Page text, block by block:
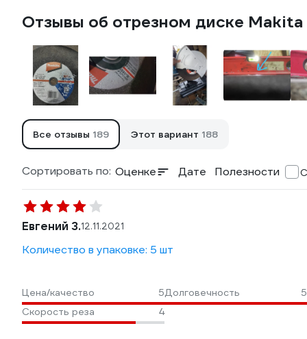
Отзывы об отрезном диске
Все отзывы 189 Этот вариант 188
Сортировать по: Оценке Дате Полезности
Евгений З.12.11.2021
Количество в упаковке: 5 шт
Цена/качество 5Долговечность
5
Скорость реза
4